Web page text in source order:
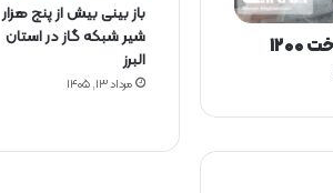
ثبت‌نام بیش از هزار متقاضی برای ساخت ۱۲۰۰
باز بینی بیش از پنج هزار
شیر شبکه گاز در استان
البرز
مرداد ۱۳, ۱۴۰۵